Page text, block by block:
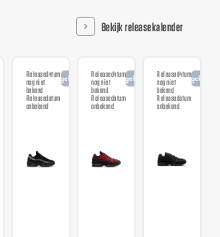
Bekijk releasekalender
Releasedatum
nog niet
bekend
Releasedatum
onbekend
AangekondigdReleasedatum
nog niet
bekend
Releasedatum
onbekend
AangekondigdReleasedatum
nog niet
bekend
Releasedatum
onbekend